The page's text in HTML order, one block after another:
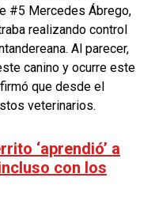
#5 Mercedes Ábrego,
realizando control
Al parecer,
canino y ocurre este
que desde el
veterinarios.
‘aprendió’ a
con los